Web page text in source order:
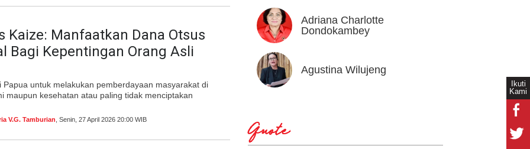
Ikuti
Kami
Kaize: Manfaatkan Dana Otsus
Bagi Kepentingan Orang Asli
Papua untuk melakukan pemberdayaan masyarakat di
maupun kesehatan atau paling tidak menciptakan
V.G. Tamburian , Senin, 27 April 2026 20:00 WIB
Adriana Charlotte
Dondokambey
Agustina Wilujeng
Quote